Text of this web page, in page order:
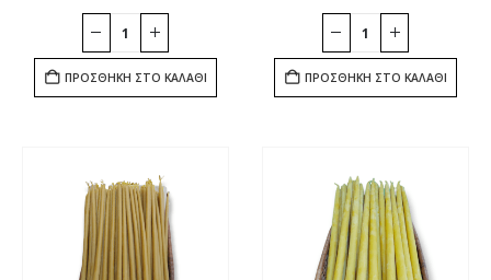
ΠΡΟΣΘΉΚΗ ΣΤΟ ΚΑΛΆΘΙ ΠΡΟΣΘΉΚΗ ΣΤΟ ΚΑΛΆΘΙ